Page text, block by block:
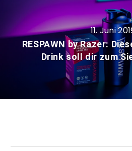
11. Juni
RESPAWN by Razer:
Drink soll dir zum